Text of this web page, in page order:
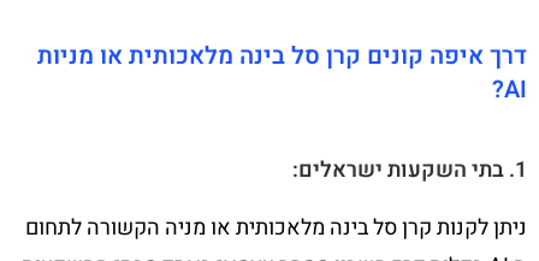
דרך איפה קונים קרן סל בינה מלאכותית או מניות
AI?
1. בתי השקעות ישראלים:
ניתן לקנות קרן סל בינה מלאכותית או מניה הקשורה לתחום